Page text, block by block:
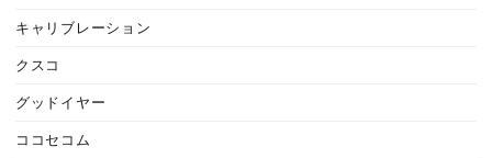
キャリブレーション
クスコ
グッドイヤー
ココセコム